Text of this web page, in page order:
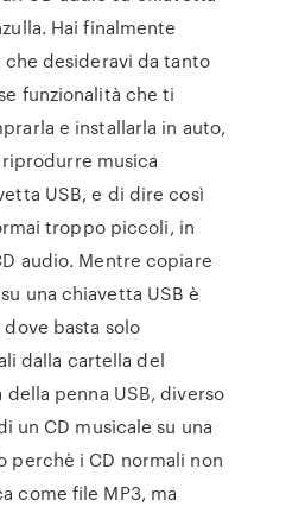
Hai finalmente
desideravi da tanto
funzionalità che ti
e installarla in auto,
musica
USB, e di dire così
troppo piccoli, in
audio. Mentre copiare
una chiavetta USB è
basta solo
dalla cartella del
penna USB, diverso
un CD musicale su una
perchè i CD normali non
come file MP3, ma